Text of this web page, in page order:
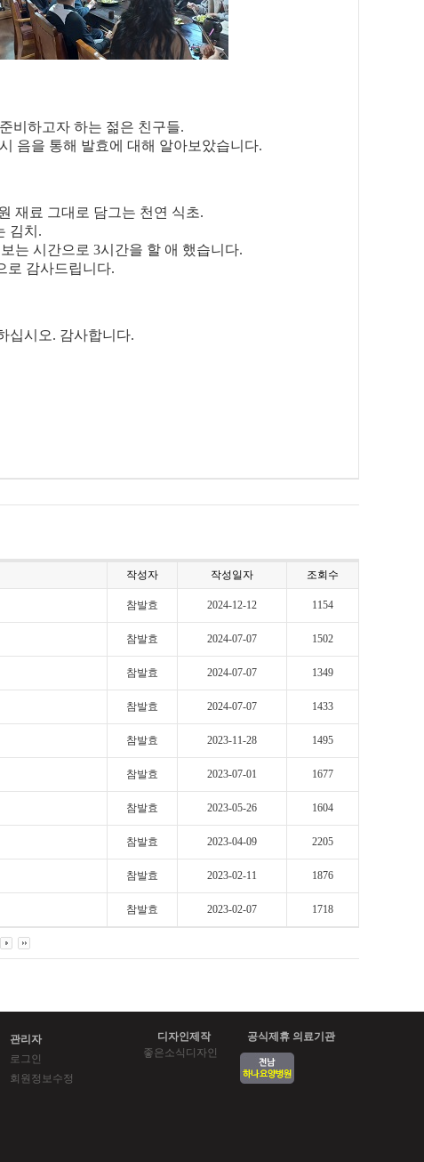
비하고자 하는 젊은 친구들.
음을 통해 발효에 대해 알아보았습니다.
재료 그대로 담그는 천연 식초.
김치.
는 시간으로 3시간을 할 애 했습니다.
로 감사드립니다.
십시오. 감사합니다.
작성자 작성일자 조회수
참발효 2024-12-12 1154
참발효 2024-07-07 1502
참발효 2024-07-07 1349
참발효 2024-07-07 1433
참발효 2023-11-28 1495
참발효 2023-07-01 1677
참발효 2023-05-26 1604
참발효 2023-04-09 2205
참발효 2023-02-11 1876
참발효 2023-02-07 1718
관리자
로그인
회원정보수정
디자인제작
공식제휴 의료기관
좋은소식디자인